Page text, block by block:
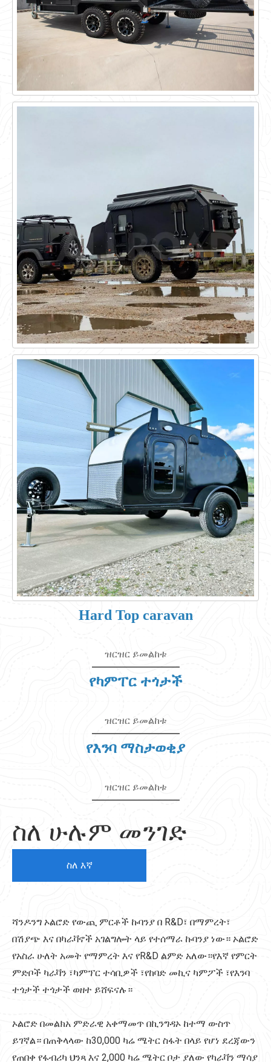
Hard Top caravan
ዝርዝር ይመልከቱ
የካምፐር ተጎታች
ዝርዝር ይመልከቱ
የእንባ ማስታወቂያ
ዝርዝር ይመልከቱ
ስለ ሁሉም መንገድ
ስለ እኛ
ሻንዶንግ ኦልሮድ የውጪ ምርቶች ኩባንያ በ R&D፣ በማምረት፣
በሽያጭ እና በካራቫኖች አገልግሎት ላይ የተሰማራ ኩባንያ ነው። ኦልሮድ
የአስራ ሁለት አመት የማምረት እና የR&D ልምድ አለው።የእኛ የምርት
ምድቦች ካራቫን ፣ካምፕር ተሳቢዎች ፣የከባድ መኪና ካምፖች ፣የእንባ
ተጎታች ተጎታች ወዘተ ይሸፍናሉ።
ኦልሮድ በመልክአ ምድራዊ አቀማመጥ በኪንግዳኦ ከተማ ውስጥ
ይገኛል። በጠቅላላው ከ30,000 ካሬ ሜትር ስፋት በላይ የሆነ ደረጃውን
የጠበቀ የፋብሪካ ህንጻ እና 2,000 ካሬ ሜትር ቦታ ያለው የካራቫን ማሳያ